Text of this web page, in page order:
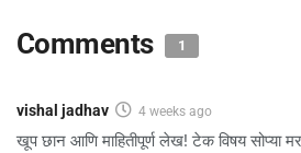
Comments 1
vishal jadhav 4 weeks ago
खूप छान आणि माहितीपूर्ण लेख! टेक विषय सोप्या